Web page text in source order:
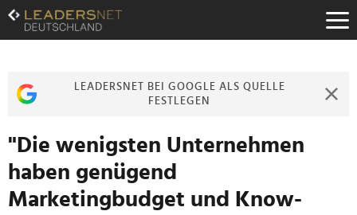
Zum
Inhalt
Zur
Zur
LEADERSNET BEI GOOGLE ALS QUELLE
FESTLEGEN
"Die wenigsten Unternehmen
haben genügend
Marketingbudget und Know-